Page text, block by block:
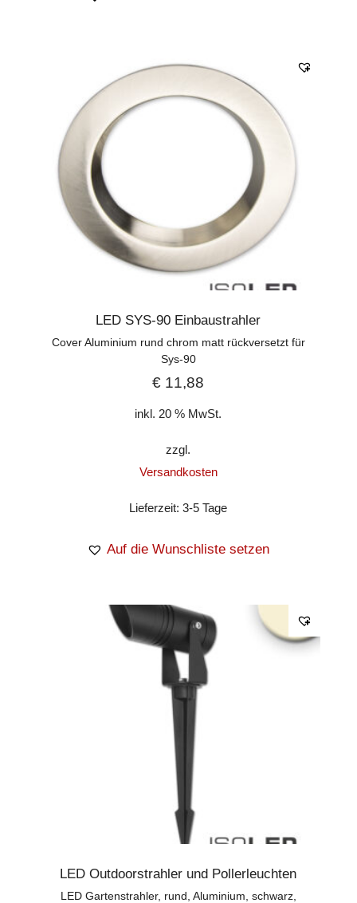
LED SYS-90 Einbaustrahler
Cover Aluminium rund chrom matt rückversetzt für
Sys-90
€ 11,88
inkl. 20 % MwSt.
zzgl.
Versandkosten
Lieferzeit:3-5 Tage
Auf die Wunschliste setzen
LED Outdoorstrahler und Pollerleuchten
LED Gartenstrahler, rund, Aluminium, schwarz,